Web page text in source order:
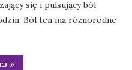
się i pulsujący ból
Ból ten ma różnorodne